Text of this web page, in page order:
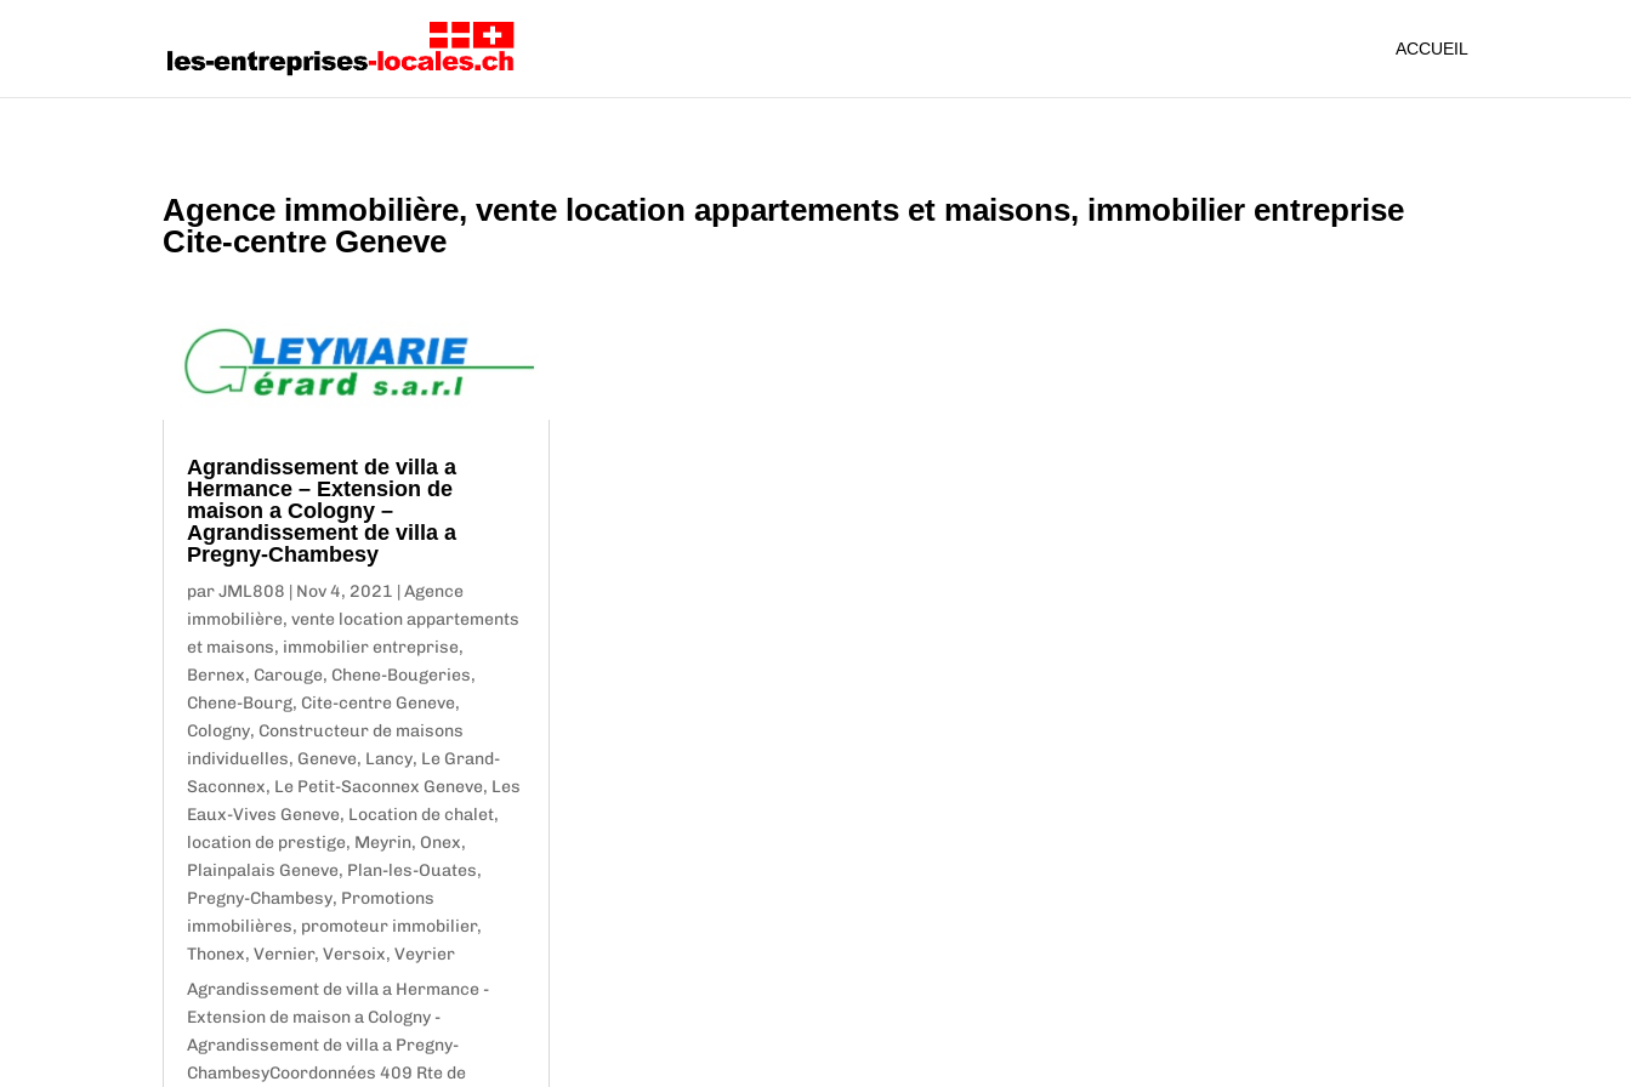
ACCUEIL
Agence immobilière, vente location appartements et maisons, immobilier entreprise
Cite-centre Geneve
Agrandissement de villa a
Hermance – Extension de
maison a Cologny –
Agrandissement de villa a
Pregny-Chambesy
parJML808 | Nov 4, 2021 |Agence
immobilière, vente location appartements
et maisons, immobilier entreprise,
Bernex, Carouge, Chene-Bougeries,
Chene-Bourg, Cite-centre Geneve,
Cologny, Constructeur de maisons
individuelles, Geneve, Lancy, Le Grand-
Saconnex, Le Petit-Saconnex Geneve, Les
Eaux-Vives Geneve, Location de chalet,
location de prestige, Meyrin, Onex,
Plainpalais Geneve, Plan-les-Ouates,
Pregny-Chambesy, Promotions
immobilières, promoteur immobilier,
Thonex,Vernier,Versoix,Veyrier
Agrandissement de villa a Hermance -
Extension de maison a Cologny -
Agrandissement de villa a Pregny-
ChambesyCoordonnées 409 Rte de